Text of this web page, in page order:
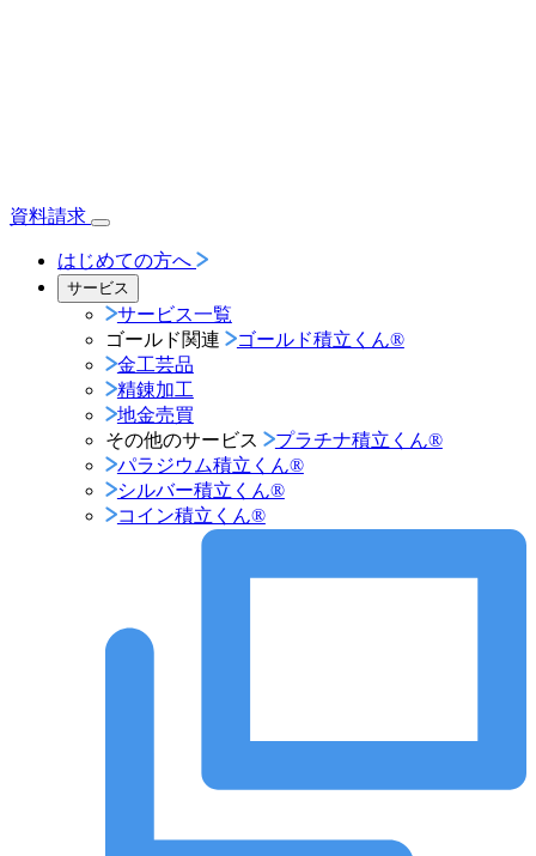
資料請求
はじめての方へ
サービス
サービス一覧
ゴールド関連
ゴールド積立くん®︎
金工芸品
精錬加工
地金売買
その他のサービス
プラチナ積立くん®︎
パラジウム積立くん®︎
シルバー積立くん®︎
コイン積立くん®︎